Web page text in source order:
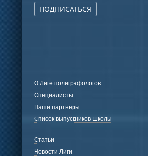
ПОДПИСАТЬСЯ
О Лиге полиграфологов
Специалисты
Наши партнёры
Список выпускников Школы
Статьи
Новости Лиги